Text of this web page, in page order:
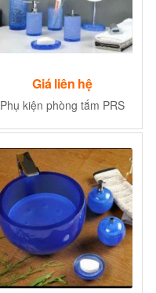
Giá liên hệ
Phụ kiện phòng tắm PRS